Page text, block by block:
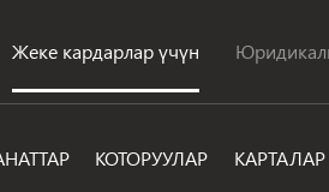
Жеке кардарлар үчүн
КОТОРУУЛАР КАРТАЛАР